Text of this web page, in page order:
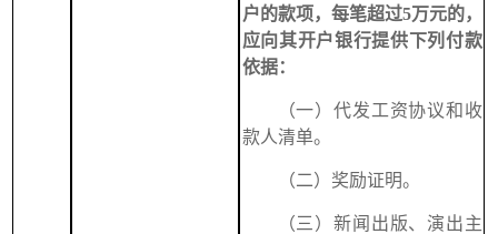
户的款项，每笔超过5万元的，
应向其开户银行提供下列付款
依据：
（一）代发工资协议和收
款人清单。
（二）奖励证明。
（三）新闻出版、演出主